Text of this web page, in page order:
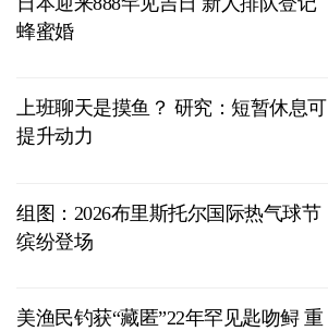
蜂蜜婚
上班聊天是摸鱼？ 研究：短暂休息可
提升动力
组图：2026布里斯托尔国际热气球节
缤纷登场
美渔民钓获“藏匿”22年罕见匙吻鲟 重